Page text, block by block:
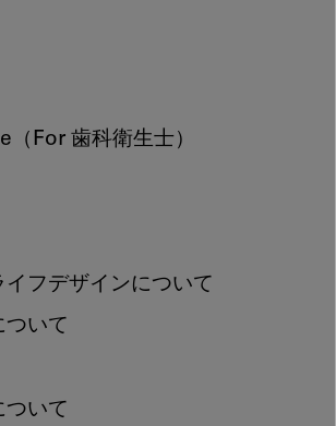
（For 歯科衛生士）
イフデザインについて
いて
ついて